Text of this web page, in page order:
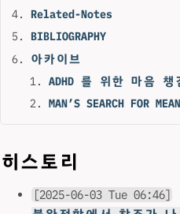
Related-Notes
BIBLIOGRAPHY
아카이브
ADHD 를 위한 마음 챙
MAN’S SEARCH FOR
히스토리
[2025-06-03 Tue 06:46]